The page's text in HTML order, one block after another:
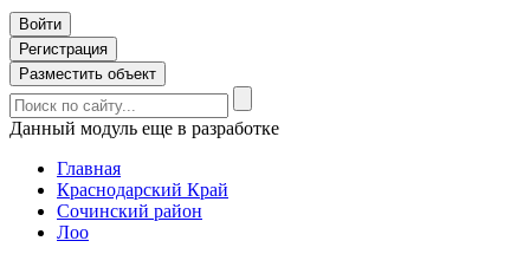
Войти
Регистрация
Разместить объект
Данный модуль еще в разработке
Главная
Краснодарский Край
Сочинский район
Лоо